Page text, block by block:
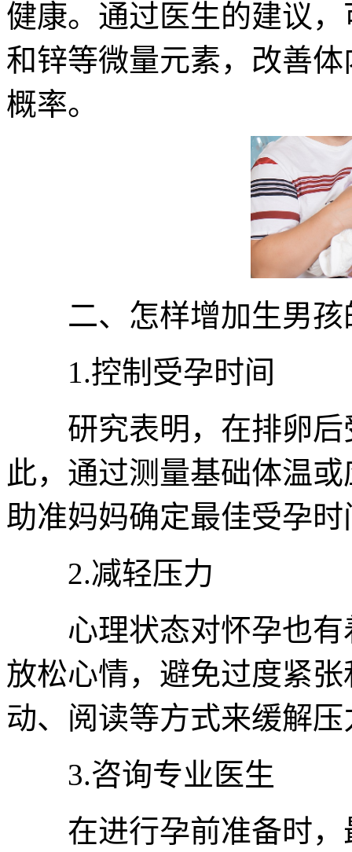
健康。通过医生的建议
和锌等微量元素，改善
概率。
二、怎样增加生男孩
1.控制受孕时间
研究表明，在排卵后
此，通过测量基础体温
助准妈妈确定最佳受孕
2.减轻压力
心理状态对怀孕也有
放松心情，避免过度紧
动、阅读等方式来缓解
3.咨询专业医生
在进行孕前准备时，